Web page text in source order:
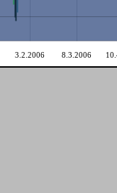
3.2.2006 8.3.2006